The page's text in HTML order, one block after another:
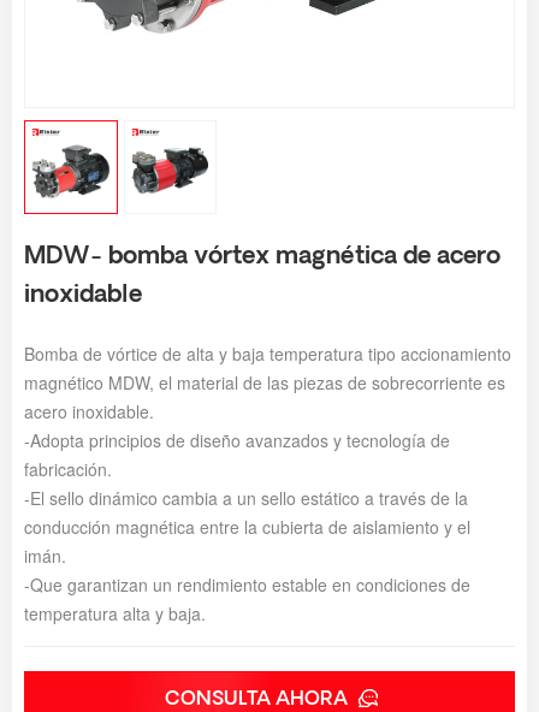
MDW- bomba vórtex magnética de acero
inoxidable
Bomba de vórtice de alta y baja temperatura tipo accionamiento
magnético MDW, el material de las piezas de sobrecorriente es
acero inoxidable.
-Adopta principios de diseño avanzados y tecnología de
fabricación.
-El sello dinámico cambia a un sello estático a través de la
conducción magnética entre la cubierta de aislamiento y el
imán.
-Que garantizan un rendimiento estable en condiciones de
temperatura alta y baja.
CONSULTA AHORA